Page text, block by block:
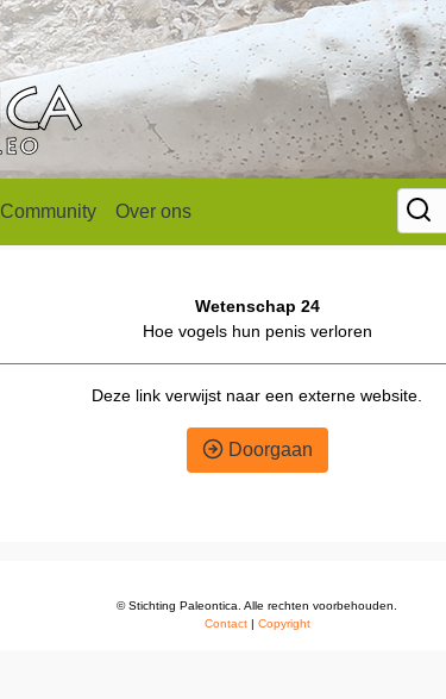
Community Over ons
Wetenschap 24
Hoe vogels hun penis verloren
Deze link verwijst naar een externe website.
Doorgaan
© Stichting Paleontica. Alle rechten voorbehouden.
Contact| Copyright